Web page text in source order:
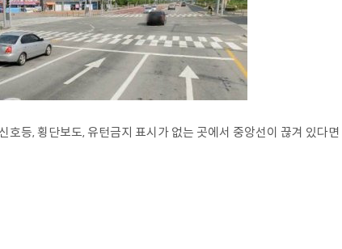
등, 횡단보도, 유턴금지 표시가 없는 곳에서 중앙선이 끊겨 있다